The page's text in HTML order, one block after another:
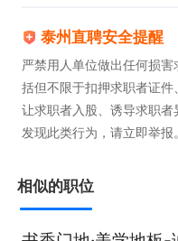
泰州直聘安全提醒
严禁用人单位做出任何损
括但不限于扣押求职者证件
让求职者入股、诱导求职
发现此类行为，请立即举报
相似的职位